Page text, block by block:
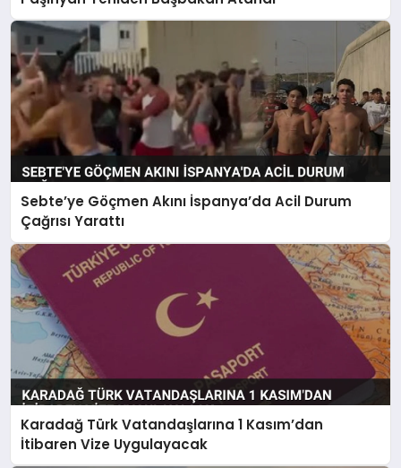
Sebte’ye Göçmen Akını İspanya’da Acil Durum
Çağrısı Yarattı
Karadağ Türk Vatandaşlarına 1 Kasım’dan
İtibaren Vize Uygulayacak